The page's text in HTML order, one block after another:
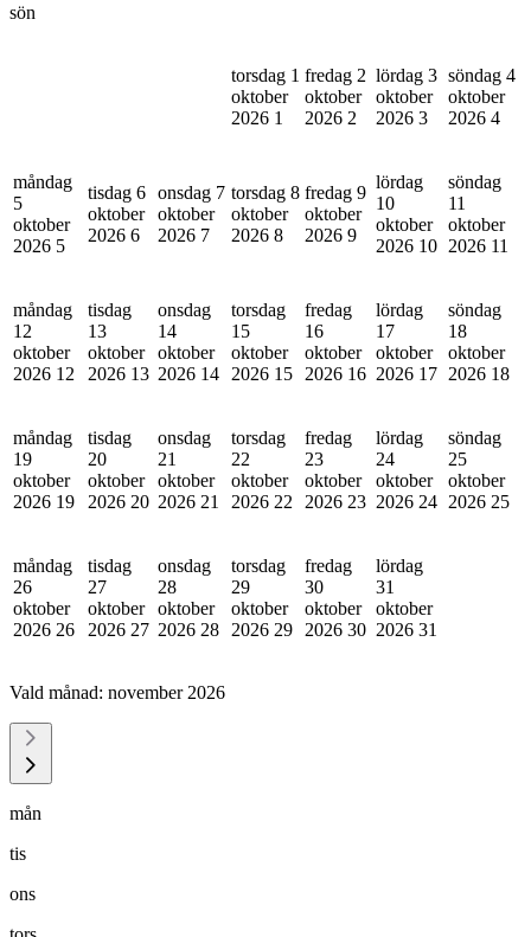
sön
torsdag 1
oktober
2026 1
fredag 2
oktober
2026 2
lördag 3
oktober
2026 3
söndag 4
oktober
2026 4
måndag
5
oktober
2026 5
tisdag 6
oktober
2026 6
onsdag 7
oktober
2026 7
torsdag 8
oktober
2026 8
fredag 9
oktober
2026 9
lördag
10
oktober
2026 10
söndag
11
oktober
2026 11
måndag
12
oktober
2026 12
tisdag
13
oktober
2026 13
onsdag
14
oktober
2026 14
torsdag
15
oktober
2026 15
fredag
16
oktober
2026 16
lördag
17
oktober
2026 17
söndag
18
oktober
2026 18
måndag
19
oktober
2026 19
tisdag
20
oktober
2026 20
onsdag
21
oktober
2026 21
torsdag
22
oktober
2026 22
fredag
23
oktober
2026 23
lördag
24
oktober
2026 24
söndag
25
oktober
2026 25
måndag
26
oktober
2026 26
tisdag
27
oktober
2026 27
onsdag
28
oktober
2026 28
torsdag
29
oktober
2026 29
fredag
30
oktober
2026 30
lördag
31
oktober
2026 31
Vald månad: november 2026
mån
tis
ons